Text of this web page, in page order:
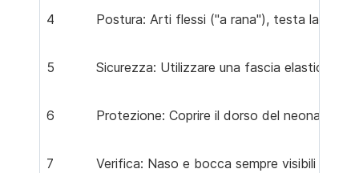
4 Postura: Arti flessi ("a rana"), testa
5 Sicurezza: Utilizzare una fascia elastica o
6 Protezione: Coprire il dorso del neonato
7 Verifica: Naso e bocca sempre visibili e